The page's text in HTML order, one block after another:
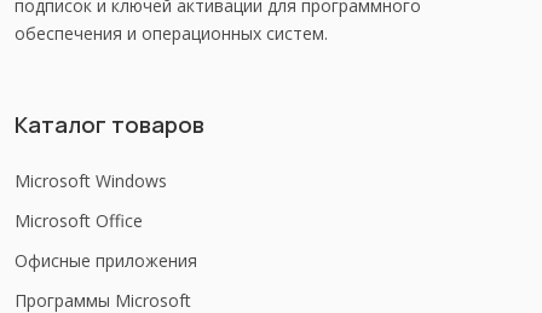
подписок и ключей активации для программного
обеспечения и операционных систем.
Каталог товаров
Microsoft Windows
Microsoft Office
Офисные приложения
Программы Microsoft